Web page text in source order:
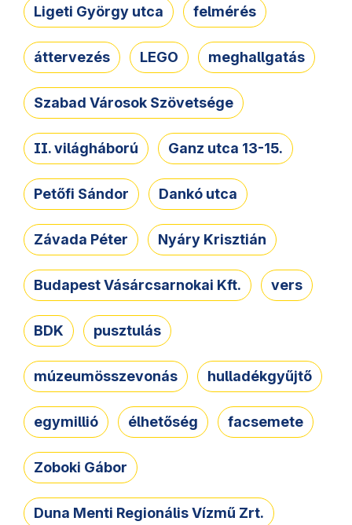
Ligeti György utca felmérés
áttervezés LEGO meghallgatás
Szabad Városok Szövetsége
II. világháború Ganz utca 13-15.
Petőfi Sándor Dankó utca
Závada Péter Nyáry Krisztián
Budapest Vásárcsarnokai Kft. vers
BDK pusztulás
múzeumösszevonás hulladékgyűjtő
egymillió élhetőség facsemete
Zoboki Gábor
Duna Menti Regionális Vízmű Zrt.